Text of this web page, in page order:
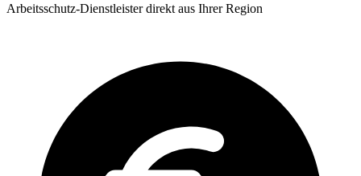
Arbeitsschutz-Dienstleister direkt aus Ihrer Region